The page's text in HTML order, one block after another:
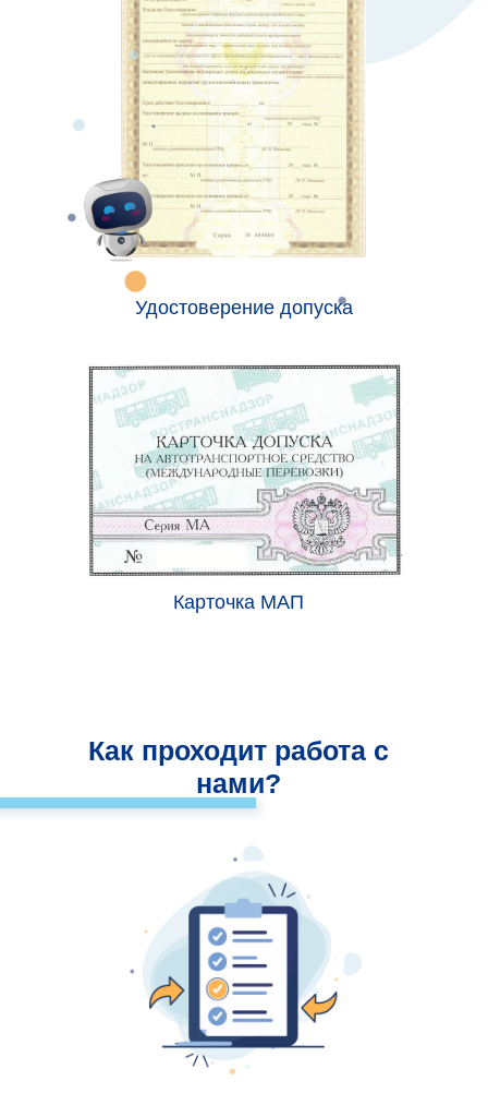
Удостоверение допуска
Карточка МАП
Как проходит работа с
нами?